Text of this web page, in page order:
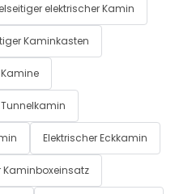
elektrischer Kamin
Kaminkasten
Tunnelkamin
Elektrischer Eckkamin
Kaminboxeinsatz